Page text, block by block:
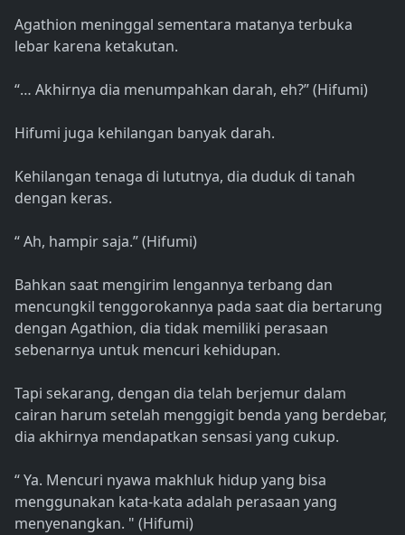
Agathion meninggal sementara matanya terbuka
lebar karena ketakutan.
“… Akhirnya dia menumpahkan darah, eh?” (Hifumi)
Hifumi juga kehilangan banyak darah.
Kehilangan tenaga di lututnya, dia duduk di tanah
dengan keras.
“ Ah, hampir saja.” (Hifumi)
Bahkan saat mengirim lengannya terbang dan
mencungkil tenggorokannya pada saat dia bertarung
dengan Agathion, dia tidak memiliki perasaan
sebenarnya untuk mencuri kehidupan.
Tapi sekarang, dengan dia telah berjemur dalam
cairan harum setelah menggigit benda yang berdebar,
dia akhirnya mendapatkan sensasi yang cukup.
“ Ya. Mencuri nyawa makhluk hidup yang bisa
menggunakan kata-kata adalah perasaan yang
menyenangkan. " (Hifumi)